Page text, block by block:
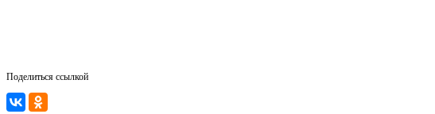
Поделиться ссылкой